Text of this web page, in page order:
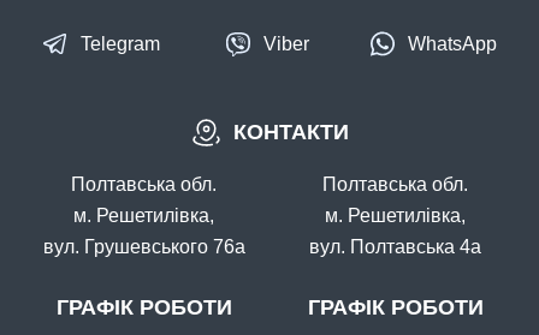
#36-33-15
Маг: 0 шт Базар: 3 шт
30 грн 3 шт.
КУПИТИ
Повідець струна Fishing ROI Wire Leader 0,33мм 17кг 15см
КОНТАКТИ
Полтавська обл.
м. Решетилівка,
вул. Грушевського 76а
ГРАФІК РОБОТИ
Полтавська обл.
м. Решетилівка,
вул. Полтавська 4а
ГРАФІК РОБОТИ
Telegram Viber WhatsApp